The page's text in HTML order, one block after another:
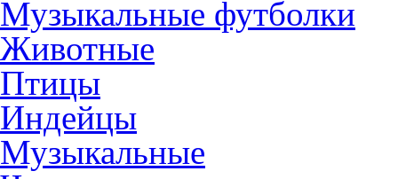
Музыкальные футболки
Животные
Птицы
Индейцы
Музыкальные